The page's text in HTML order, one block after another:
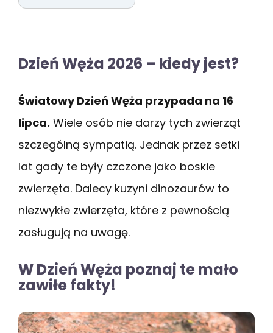
Dzień Węża 2026 – kiedy jest?
Światowy Dzień Węża przypada na 16
lipca. Wiele osób nie darzy tych zwierząt
szczególną sympatią. Jednak przez setki
lat gady te były czczone jako boskie
zwierzęta. Dalecy kuzyni dinozaurów to
niezwykłe zwierzęta, które z pewnością
zasługują na uwagę.
W Dzień Węża poznaj te mało
zawiłe fakty!